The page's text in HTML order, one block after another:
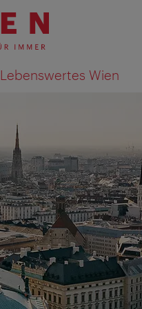
Lebenswertes Wien